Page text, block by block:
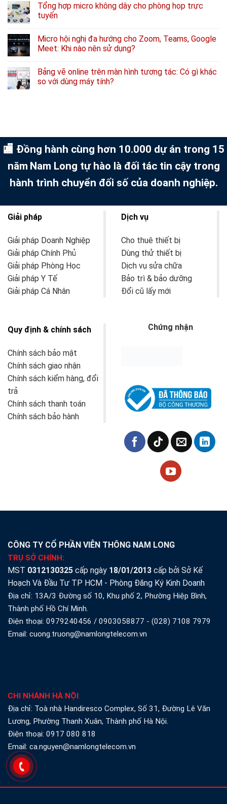
Tổng hợp micro không dây cho phòng họp trực
tuyến
Micro hội nghị đa hướng cho Zoom, Teams, Google
Meet: Khi nào nên sử dụng?
Bảng vẽ online trên màn hình tương tác: Có gì khác
so với dùng máy tính?
🏬 Đồng hành cùng hơn 10.000 dự án trong 15
năm Nam Long tự hào là đối tác tin cậy trong
hành trình chuyển đổi số của doanh nghiệp.
Giải pháp
Giải pháp Doanh Nghiệp
Giải pháp Chính Phủ
Giải pháp Phòng Học
Giải pháp Y Tế
Giải pháp Cá Nhân
Dịch vụ
Cho thuê thiết bị
Dùng thử thiết bị
Dịch vụ sửa chữa
Bảo trì & bảo dưỡng
Đổi cũ lấy mới
Quy định & chính sách
Chính sách bảo mật
Chính sách giao nhận
Chính sách kiểm hàng, đổi
trả
Chính sách thanh toán
Chính sách bảo hành
Chứng nhận
CÔNG TY CỔ PHẦN VIỄN THÔNG NAM LONG
TRỤ SỞ CHÍNH:
MST 0312130325 cấp ngày 18/01/2013 cấp bởi Sở Kế
Hoạch Và Đầu Tư TP HCM - Phòng Đăng Ký Kinh Doanh
Địa chỉ: 13A/3 Đường số 10, Khu phố 2, Phường Hiệp Bình,
Thành phố Hồ Chí Minh.
Điện thoại: 0979240456 / 0903058877 - (028) 7108 7979
Email: cuong.truong@namlongtelecom.vn
CHI NHÁNH HÀ NỘI:
Địa chỉ: Toà nhà Handiresco Complex, Số 31, Đường Lê Văn
Lương, Phường Thanh Xuân, Thành phố Hà Nội.
Điện thoại: 0917 080 818
Email: ca.nguyen@namlongtelecom.vn